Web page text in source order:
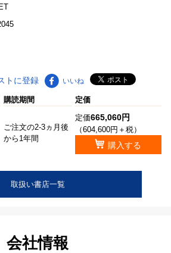
トに登録 いいね
購読期間 定価
ご注文の2-3ヵ月後
から1年間
定価665,060円
（604,600円＋税）
購入する
取扱い書店一覧
会社情報